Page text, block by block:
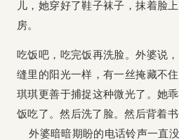
儿，她穿好了鞋子袜子，抹着脸
房。
吃饭吧，吃完饭再洗脸。外婆说
缝里的阳光一样，有一丝掩藏不
琪琪更善于捕捉这种微光了。她
饭吃了。然后洗了脸。然后背着书
外婆暗暗期盼的电话铃声一直没